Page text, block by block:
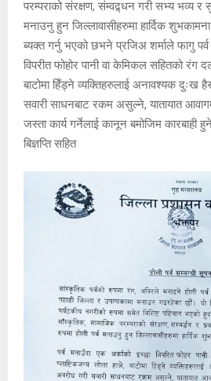
परम्पराको संरक्षण, संम्वद्र्धन गरी सभ्य भव्य र
मनाउनु हुन जिल्लावासीहरुमा हार्दिक
ब्यक्त गर्नु भएको छभने प्रजिअ शर्माले फागु
विपरीत फोहोर पानी वा केमिकल सहितको रंग
बाटोमा हिँड्ने व्यक्तिहरुलाई अनावश्यक दुःख
सवारी साधनबाट रकम असुल्ने, यातायात
जस्ता कार्य गर्नेलाई कानून बमोजिम कारबाही
बिज्ञप्ति सहित